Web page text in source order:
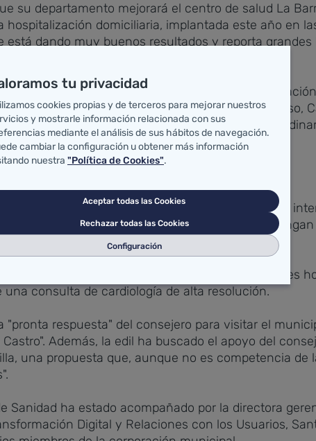
su departamento mejorará el centro de salud La
domiciliaria, implantada este año en
está dando muy buenos resultados y reporta
una gran población flotante y, aunque la
una realidad ajena a esta circunstancia". Por eso,
profesionales de refuerzo, "una dotación
General de Transformación Digital trabaja en la
de Salud) para que los profesionales de ambos
irá ampliando paulatinamente las especialidades
consulta de cardiología de alta resolución.
"pronta respuesta" del consejero para visitar el
Además, la edil ha buscado el apoyo del
una propuesta que, aunque no es competencia de
Sanidad ha estado acompañado por la directora
Digital y Relaciones con los Usuarios,
tu privacidad
cookies propias y de terceros para mejorar nuestros
y mostrarle información relacionada con sus
mediante el análisis de sus hábitos de navegación.
cambiar la configuración u obtener más información
nuestra "Política de Cookies".
Aceptar todas las Cookies
Rechazar todas las Cookies
Configuración